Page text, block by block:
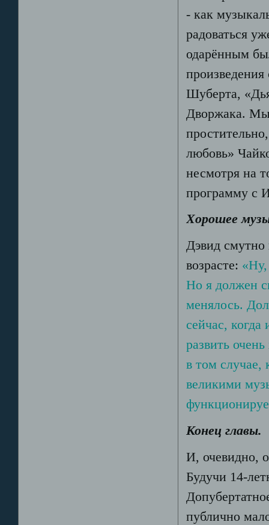
- как
радоваться
одарённым
Шуберта,
Дворжака.
любовь»
несмотря на
программу с
Хорошее
Дэвид смутно
возрасте: «Ну,
Но я должен
менялось.
сейчас,
развить
в том случае,
великими
Конец главы.
И, очевидно,
Будучи 14-
публично